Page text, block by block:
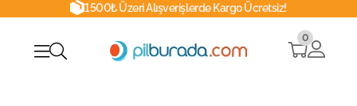
1500₺ Üzeri Alışverişlerde Kargo Ücretsiz!
0